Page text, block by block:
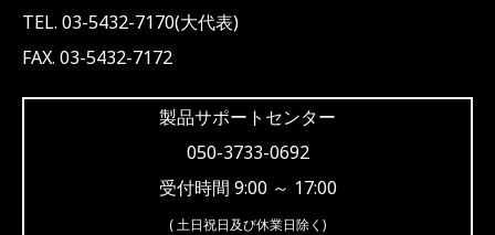
TEL. 03-5432-7170(大代表)
FAX. 03-5432-7172
製品サポートセンター
050-3733-0692
受付時間 9:00 ～ 17:00
( 土日祝日及び休業日除く)